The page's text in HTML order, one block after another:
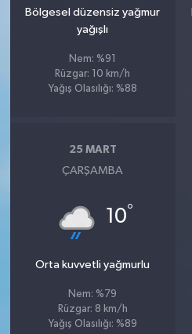
Bölgesel düzensiz yağmur
yağışlı
Nem: %91
Rüzgar: 10 km/h
Yağış Olasılığı: %88
25 MART
ÇARŞAMBA
10°
Orta kuvvetli yağmurlu
Nem: %79
Rüzgar: 8 km/h
Yağış Olasılığı: %89